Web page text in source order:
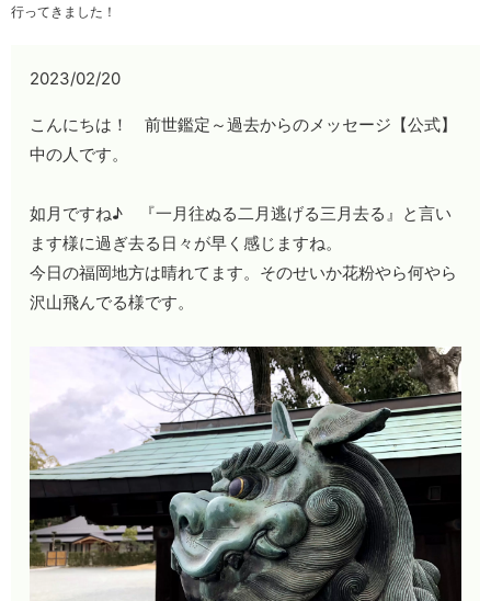
行ってきました！
2023/02/20
こんにちは！ 前世鑑定～過去からのメッセージ【公式】
中の人です。
如月ですね♪ 『一月往ぬる二月逃げる三月去る』と言い
ます様に過ぎ去る日々が早く感じますね。
今日の福岡地方は晴れてます。そのせいか花粉やら何やら
沢山飛んでる様です。